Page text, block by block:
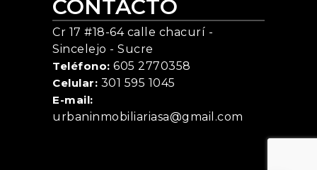
CONTÁCTO
Cr 17 #18-64 calle chacurí -
Sincelejo - Sucre
Teléfono: 605 2770358
Celular: 301 595 1045
E-mail:
urbaninmobiliariasa@gmail.com